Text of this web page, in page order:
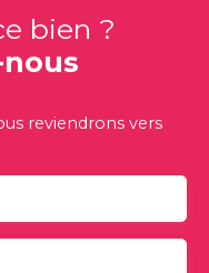
bien ?
reviendrons vers